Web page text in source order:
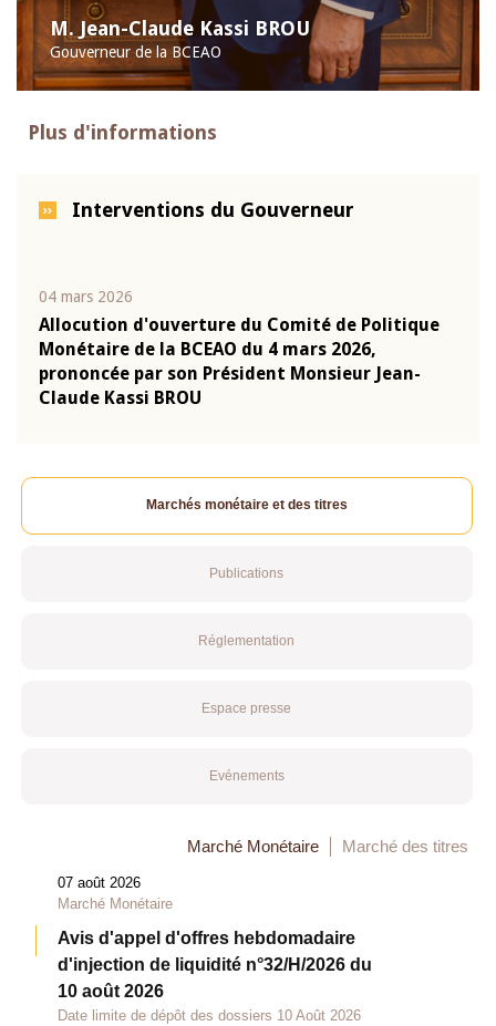
M. Jean-Claude Kassi BROU
Gouverneur de la BCEAO
Plus d'informations
Interventions du Gouverneur
04 mars 2026
Allocution d'ouverture du Comité de Politique
Monétaire de la BCEAO du 4 mars 2026,
prononcée par son Président Monsieur Jean-
Claude Kassi BROU
Marchés monétaire et des titres
Publications
Réglementation
Espace presse
Evénements
Marché Monétaire Marché des titres
07 août 2026
Marché Monétaire
Avis d'appel d'offres hebdomadaire
d'injection de liquidité n°32/H/2026 du
10 août 2026
Date limite de dépôt des dossiers 10 Août 2026